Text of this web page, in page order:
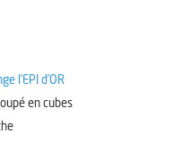
l’EPI d’OR
en cubes